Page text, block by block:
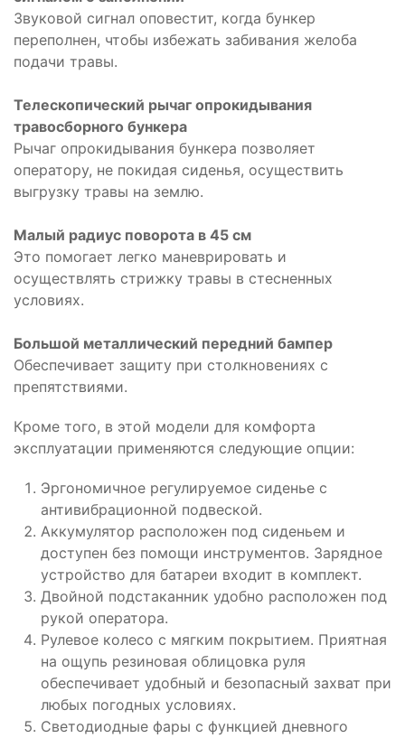
Звуковой сигнал оповестит, когда бункер
переполнен, чтобы избежать забивания желоба
подачи травы.
Телескопический рычаг опрокидывания
травосборного бункера
Рычаг опрокидывания бункера позволяет
оператору, не покидая сиденья, осуществить
выгрузку травы на землю.
Малый радиус поворота в 45 см
Это помогает легко маневрировать и
осуществлять стрижку травы в стесненных
условиях.
Большой металлический передний бампер
Обеспечивает защиту при столкновениях с
препятствиями.
Кроме того, в этой модели для комфорта
эксплуатации применяются следующие опции:
Эргономичное регулируемое сиденье с
антивибрационной подвеской.
Аккумулятор расположен под сиденьем и
доступен без помощи инструментов. Зарядное
устройство для батареи входит в комплект.
Двойной подстаканник удобно расположен под
рукой оператора.
Рулевое колесо с мягким покрытием. Приятная
на ощупь резиновая облицовка руля
обеспечивает удобный и безопасный захват при
любых погодных условиях.
Светодиодные фары с функцией дневного